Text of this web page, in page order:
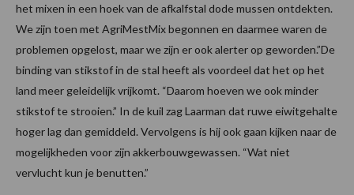
het mixen in een hoek van de afkalfstal dode mussen ontdekten.
We zijn toen met AgriMestMix begonnen en daarmee waren de
problemen opgelost, maar we zijn er ook alerter op geworden.”De
binding van stikstof in de stal heeft als voordeel dat het op het
land meer geleidelijk vrijkomt. “Daarom hoeven we ook minder
stikstof te strooien.” In de kuil zag Laarman dat ruwe eiwitgehalte
hoger lag dan gemiddeld. Vervolgens is hij ook gaan kijken naar de
mogelijkheden voor zijn akkerbouwgewassen. “Wat niet
vervlucht kun je benutten.”